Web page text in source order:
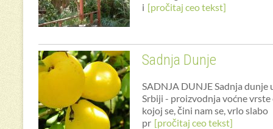
i [pročitaj ceo tekst]
Sadnja Dunje
SADNJA DUNJE Sadnja dunje
Srbiji - proizvodnja voćne vrste
kojoj se, čini nam se, vrlo slabo
pr [pročitaj ceo tekst]